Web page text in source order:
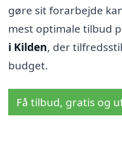
gøre sit forarbejde
mest optimale tilbud
i Kilden, der
budget.
Få tilbud, gratis og